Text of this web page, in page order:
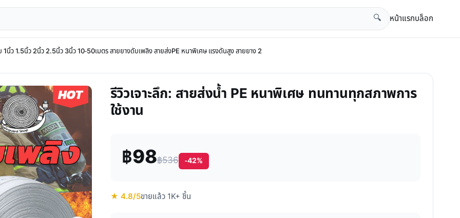
🔍 หน้าแรกบล็อก
1นิ้ว 1.5นิ้ว 2นิ้ว 2.5นิ้ว 3นิ้ว 10-50เมตร สายยางดับเพลิง สายส่งPE หนาพิเศษ แรงดันสูง สายยาง 2
รีวิวเจาะลึก: สายส่งน้ำ PE หนาพิเศษ ทนทานทุกสภาพการ
ใช้งาน
฿98฿536 -42%
★ 4.8/5ขายแล้ว 1K+ ชิ้น